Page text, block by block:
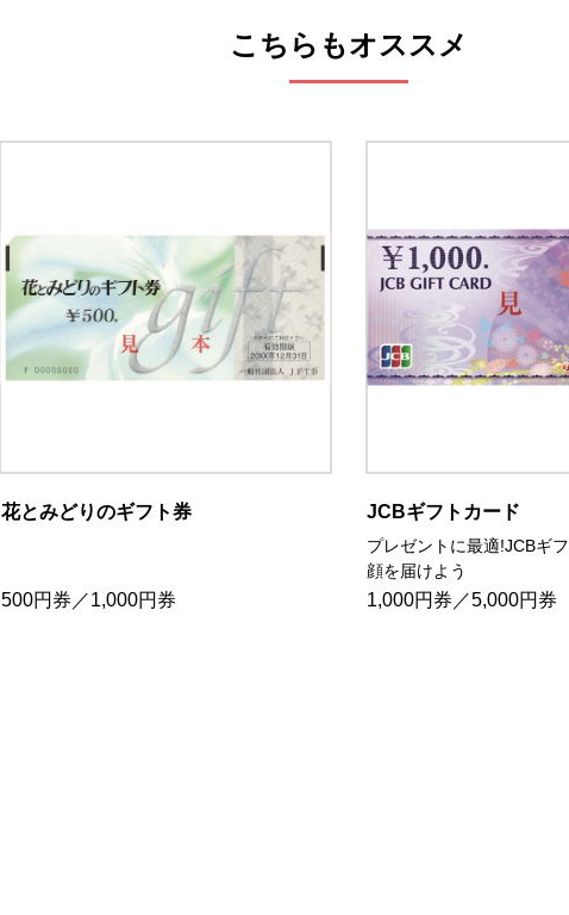
こちらもオススメ
花とみどりのギフト券
500円券／1,000円券
JCBギフトカード
プレゼントに最適!JCBギ
顔を届けよう
1,000円券／5,000円券